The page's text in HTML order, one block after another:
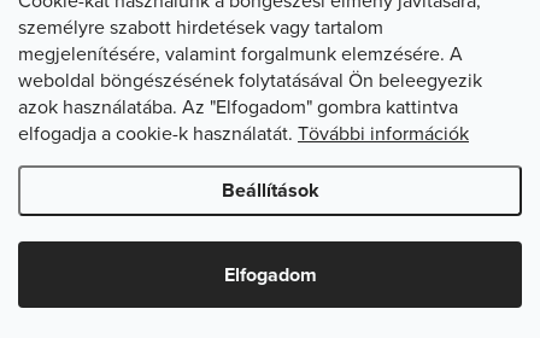
személyre szabott hirdetések vagy tartalom
megjelenítésére, valamint forgalmunk elemzésére. A
weboldal böngészésének folytatásával Ön beleegyezik
azok használatába. Az "Elfogadom" gombra kattintva
elfogadja a cookie-k használatát. Tövábbi információk
Beállítások
Elfogadom
Kövessen minket
Shoptet készítette
Copyright 2026HappyHairShop. Minden jog fenntartva.Süti
beállítások szerkesztése